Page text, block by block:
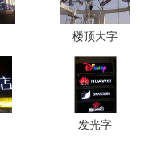
楼顶大字
发光字